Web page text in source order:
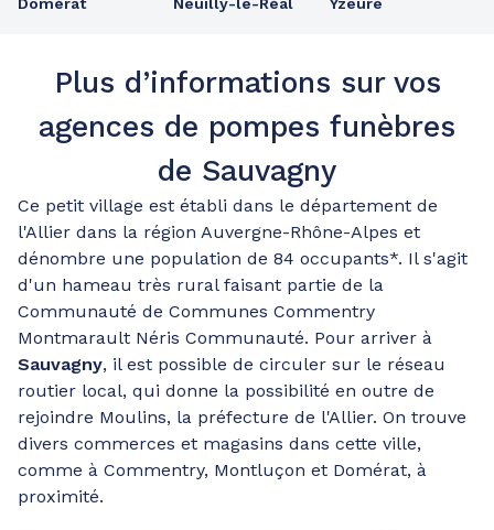
Plus d’informations sur vos
agences de pompes funèbres
de Sauvagny
Ce petit village est établi dans le département de
l'Allier dans la région Auvergne-Rhône-Alpes et
dénombre une population de 84 occupants*. Il s'agit
d'un hameau très rural faisant partie de la
Communauté de Communes Commentry
Montmarault Néris Communauté. Pour arriver à
Sauvagny, il est possible de circuler sur le réseau
routier local, qui donne la possibilité en outre de
rejoindre Moulins, la préfecture de l'Allier. On trouve
divers commerces et magasins dans cette ville,
comme à Commentry, Montluçon et Domérat, à
proximité.